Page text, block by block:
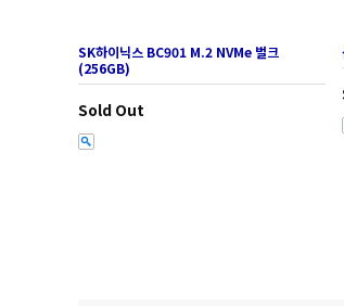
SK하이닉스 BC901 M.2 NVMe 벌크
(256GB)
Sold Out